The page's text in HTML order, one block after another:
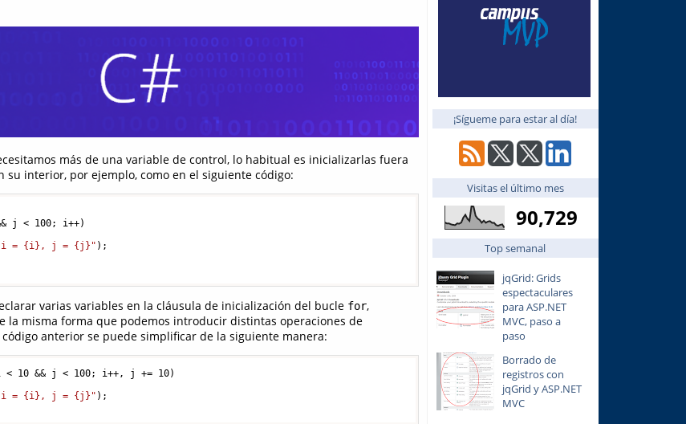
más de una variable de control, lo habitual es inicializarlas fuera
su interior, por ejemplo, como en el siguiente código:
j < 100; i++)
= {i} , j = {j} " );
varias variables en la cláusula de inicialización del bucle for,
la misma forma que podemos introducir distintas operaciones de
anterior se puede simplificar de la siguiente manera:
< 10 && j < 100; i++, j += 10)
= {i} , j = {j} " );
¡Sígueme para estar al día!
Visitas el último mes
90,729
Top semanal
jqGrid: Grids
espectaculares
para ASP.NET
MVC, paso a
paso
Borrado de
registros con
jqGrid y ASP.NET
MVC